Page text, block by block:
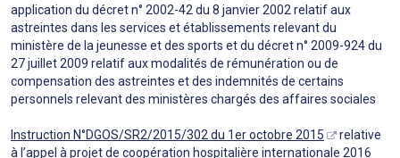
application du décret n° 2002-42 du 8 janvier 2002 relatif aux
astreintes dans les services et établissements relevant du
ministère de la jeunesse et des sports et du décret n° 2009-924 du
27 juillet 2009 relatif aux modalités de rémunération ou de
compensation des astreintes et des indemnités de certains
personnels relevant des ministères chargés des affaires sociales
Instruction N°DGOS/SR2/2015/302 du 1er octobre 2015
relative
à l’appel à projet de coopération hospitalière internationale 2016